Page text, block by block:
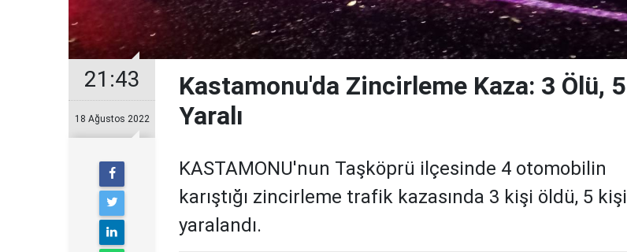
21:43
18 Ağustos 2022
Kastamonu'da Zincirleme Kaza: 3 Ölü, 5
Yaralı
KASTAMONU'nun Taşköprü ilçesinde 4 otomobilin
karıştığı zincirleme trafik kazasında 3 kişi öldü, 5 kişi
yaralandı.